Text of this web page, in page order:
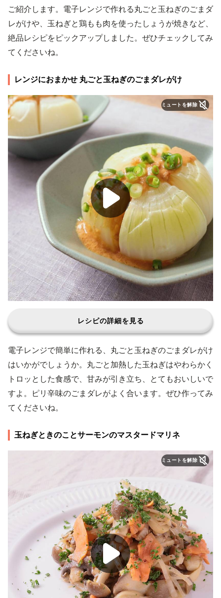
ご紹介します。電子レンジで作れる丸ごと玉ねぎのごまダ
レがけや、玉ねぎと鶏もも肉を使ったしょうが焼きなど、
絶品レシピをピックアップしました。ぜひチェックしてみ
てくださいね。
レンジにおまかせ 丸ごと玉ねぎのごまダレがけ
ミュートを解除
レシピの詳細を見る
電子レンジで簡単に作れる、丸ごと玉ねぎのごまダレがけ
はいかがでしょうか。丸ごと加熱した玉ねぎはやわらかく
トロッとした食感で、甘みが引き立ち、とてもおいしいで
すよ。ピリ辛味のごまダレがよく合います。ぜひ作ってみ
てくださいね。
玉ねぎときのことサーモンのマスタードマリネ
ミュートを解除